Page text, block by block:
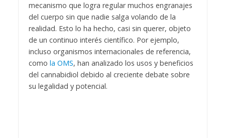
mecanismo que logra regular muchos engranajes
del cuerpo sin que nadie salga volando de la
realidad. Esto lo ha hecho, casi sin querer, objeto
de un continuo interés científico. Por ejemplo,
incluso organismos internacionales de referencia,
como la OMS, han analizado los usos y beneficios
del cannabidiol debido al creciente debate sobre
su legalidad y potencial.